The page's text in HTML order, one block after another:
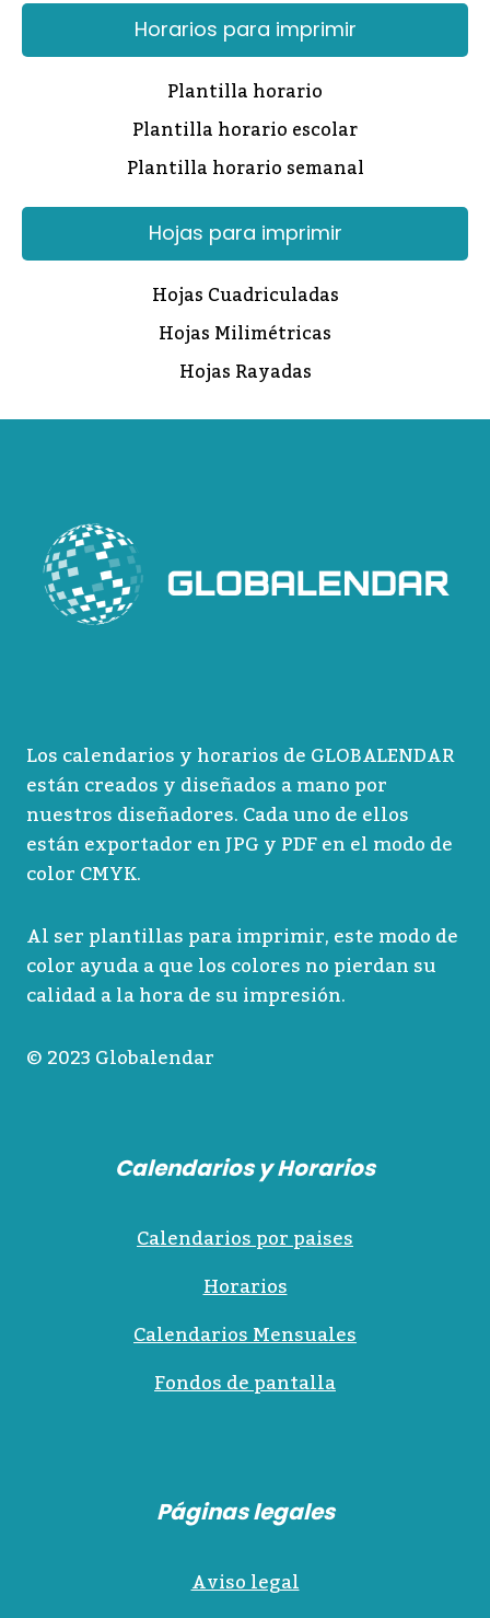
Horarios para imprimir
Plantilla horario
Plantilla horario escolar
Plantilla horario semanal
Hojas para imprimir
Hojas Cuadriculadas
Hojas Milimétricas
Hojas Rayadas
Los calendarios y horarios de GLOBALENDAR
están creados y diseñados a mano por
nuestros diseñadores. Cada uno de ellos
están exportador en JPG y PDF en el modo de
color CMYK.
Al ser plantillas para imprimir, este modo de
color ayuda a que los colores no pierdan su
calidad a la hora de su impresión.
© 2023 Globalendar
Calendarios y Horarios
Calendarios por paises
Horarios
Calendarios Mensuales
Fondos de pantalla
Páginas legales
Aviso legal